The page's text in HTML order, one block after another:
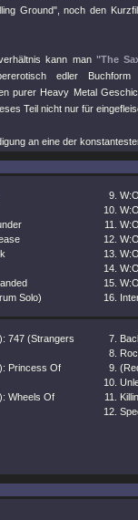
Ground", noch den
kann man "The
edler
purer Heavy Metal
Teil nicht nur für
an eine der
Solo)
747 (Strangers
Princess Of
Wheels Of